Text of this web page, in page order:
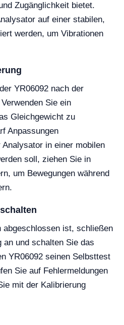
Zugänglichkeit bietet.
auf einer stabilen,
werden, um Vibrationen
YR06092 nach der
Sie ein
Gleichgewicht zu
Anpassungen
in einer mobilen
soll, ziehen Sie in
um Bewegungen während
abgeschlossen ist, schließen
an und schalten Sie das
YR06092 seinen Selbsttest
Sie auf Fehlermeldungen
mit der Kalibrierung